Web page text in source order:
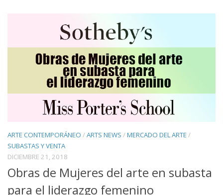
ARTE CONTEMPORÁNEO /ARTS NEWS /MERCADO DEL ARTE /
SUBASTAS Y VENTA
DICIEMBRE 21, 2018
Obras de Mujeres del arte en subasta
para el liderazgo femenino